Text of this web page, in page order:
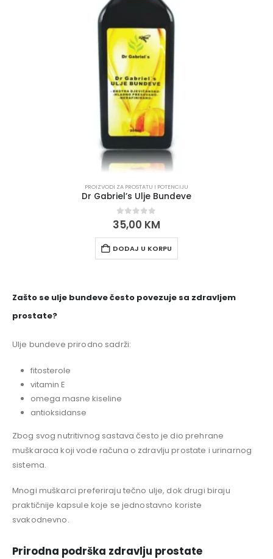
PROIZVODI ZA PROSTATU I POTENCIJU
Dr Gabriel’s Ulje Bundeve
0out of 5
35,00 KM
DODAJ U KORPU
Zašto se ulje bundeve često povezuje sa zdravljem
prostate?
Ulje bundeve prirodno sadrži:
fitosterole
vitamin E
omega masne kiseline
antioksidanse
Zbog svog nutritivnog sastava često je dio prehrane
muškaraca koji vode računa o zdravlju prostate i urinarnog
sistema.
Mnogi muškarci preferiraju tečno ulje, dok drugi biraju
praktičnije kapsule koje se jednostavno koriste
svakodnevno.
Prirodna podrška zdravlju prostate